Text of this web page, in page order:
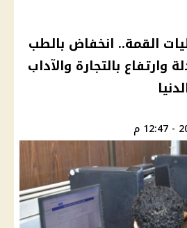
القمة.. انخفاض بالطب
وارتفاع بالتجارة والآداب